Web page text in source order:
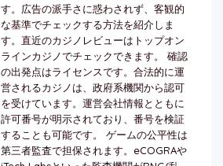
す。広告の派手さに惑わされず、客観的
な基準でチェックする方法を紹介しま
す。直近のカジノレビューはトップオン
ラインカジノでチェックできます。 確認
の出発点はライセンスです。合法的に運
営されるカジノは、政府系機関から認可
を受けています。運営会社情報とともに
許可番号が明示されており、番号を検証
することも可能です。 ゲームの公平性は
第三者監査で担保されます。eCOGRAや